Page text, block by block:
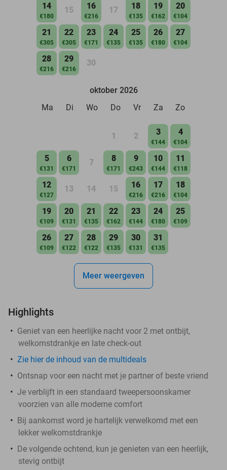
14
€180
15 16
€216
17 18
€135
19
€162
20
€104
21
€305
22
€305
23
€171
24
€135
25
€135
26
€180
27
€104
28
€216
29
€216
30
oktober 2026
Ma
Di Wo Do Vr Za Zo
1 2 3
€144
4
€104
5
€131
6
€171
7 8
€171
9
€243
10
€144
11
€118
12
€127
13 14 15 16
€216
17
€216
18
€104
19
€109
20
€131
21
€135
22
€162
23
€144
24
€180
25
€109
26
€109
27
€122
28
€122
29
€135
30
€131
31
€135
Meer weergeven
Highlights
Geniet van een heerlijke nacht voor 2 met ontbijt,
welkomstdrankje en late check-out
Zie hier de inhoud van de multideals
Ontsnap voor een nacht met je partner of beste vriend
Je verblijft in een standaard tweepersoonskamer
voorzien van alle moderne comfort
Bij aankomst word je hartelijk verwelkomd met een
lekker welkomstdrankje
De volgende ochtend, kun je genieten van een heerlijk,
stevig ontbijt